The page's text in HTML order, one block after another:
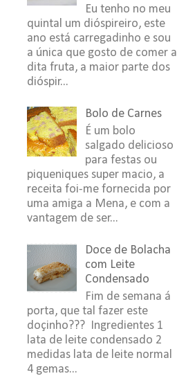
Eu tenho no meu
quintal um dióspireiro, este
ano está carregadinho e sou
a única que gosto de comer a
dita fruta, a maior parte dos
dióspir...
Bolo de Carnes
É um bolo
salgado delicioso
para festas ou
piqueniques super macio, a
receita foi-me fornecida por
uma amiga a Mena, e com a
vantagem de ser...
Doce de Bolacha
com Leite
Condensado
Fim de semana á
porta, que tal fazer este
doçinho??? Ingredientes 1
lata de leite condensado 2
medidas lata de leite normal
4 gemas...